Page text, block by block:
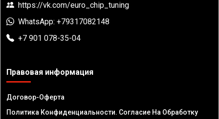
https://vk.com/euro_chip_tuning
WhatsApp: +79317082148
+7 901 078-35-04
Правовая информация
Договор-Оферта
Политика Конфиденциальности. Согласие На Обработку